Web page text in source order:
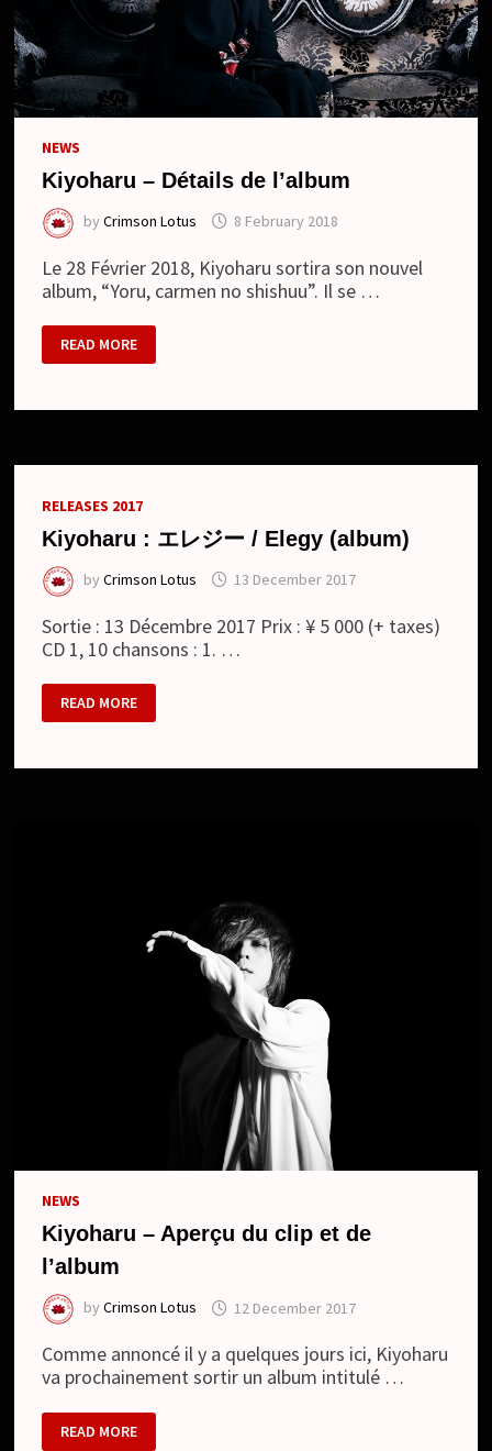
NEWS
Kiyoharu – Détails de l’album
byCrimson Lotus 8 February 2018
Le 28 Février 2018, Kiyoharu sortira son nouvel
album, “Yoru, carmen no shishuu”. Il se …
KIYOHARU
–
DÉTAILS
READ MORE
RELEASES 2017
Kiyoharu : エレジー / Elegy (album)
byCrimson Lotus 13 December 2017
Sortie : 13 Décembre 2017 Prix : ¥ 5 000 (+ taxes)
CD 1, 10 chansons : 1. …
KIYOHARU
:
エ
ー
READ MORE
NEWS
Kiyoharu – Aperçu du clip et de
l’album
byCrimson Lotus 12 December 2017
Comme annoncé il y a quelques jours ici, Kiyoharu
va prochainement sortir un album intitulé …
KIYOHARU
–
READ MORE